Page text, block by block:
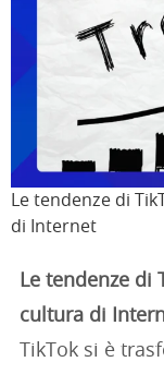
Le tendenze di
di Internet
Le tendenze di
cultura di
TikTok si è